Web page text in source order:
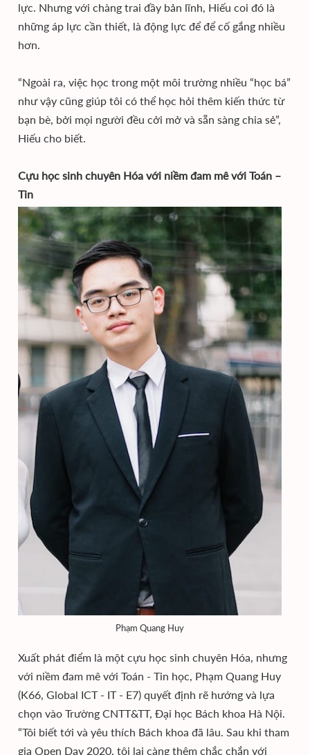
lực. Nhưng với chàng trai đầy bản lĩnh, Hiếu coi đó là
những áp lực cần thiết, là động lực để để cố gắng nhiều
hơn.
“Ngoài ra, việc học trong một môi trường nhiều “học bá”
như vậy cũng giúp tôi có thể học hỏi thêm kiến thức từ
bạn bè, bởi mọi người đều cởi mở và sẵn sàng chia sẻ”,
Hiếu cho biết.
Cựu học sinh chuyên Hóa với niềm đam mê với Toán –
Tin
Phạm Quang Huy
Xuất phát điểm là một cựu học sinh chuyên Hóa, nhưng
với niềm đam mê với Toán - Tin học, Phạm Quang Huy
(K66, Global ICT - IT - E7) quyết định rẽ hướng và lựa
chọn vào Trường CNTT&TT, Đại học Bách khoa Hà Nội.
“Tôi biết tới và yêu thích Bách khoa đã lâu. Sau khi tham
gia Open Day 2020, tôi lại càng thêm chắc chắn với